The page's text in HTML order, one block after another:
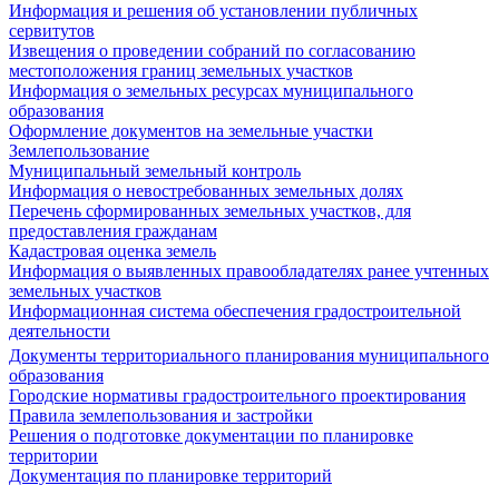
Информация и решения об установлении публичных
сервитутов
Извещения о проведении собраний по согласованию
местоположения границ земельных участков
Информация о земельных ресурсах муниципального
образования
Оформление документов на земельные участки
Землепользование
Муниципальный земельный контроль
Информация о невостребованных земельных долях
Перечень сформированных земельных участков, для
предоставления гражданам
Кадастровая оценка земель
Информация о выявленных правообладателях ранее учтенных
земельных участков
Информационная система обеспечения градостроительной
деятельности
Документы территориального планирования муниципального
образования
Городские нормативы градостроительного проектирования
Правила землепользования и застройки
Решения о подготовке документации по планировке
территории
Документация по планировке территорий